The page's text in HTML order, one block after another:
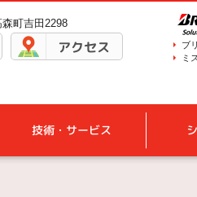
町吉田2298
アクセス
ブ
ミ
技術・サービス